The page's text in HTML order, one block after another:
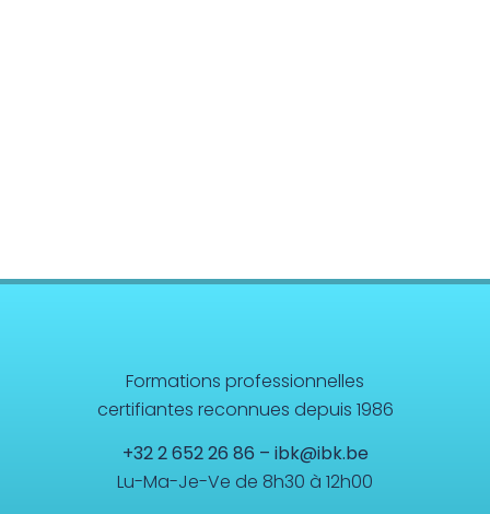
Formations professionnelles
certifiantes reconnues depuis 1986
+32 2 652 26 86 – ibk@ibk.be
Lu-Ma-Je-Ve de 8h30 à 12h00